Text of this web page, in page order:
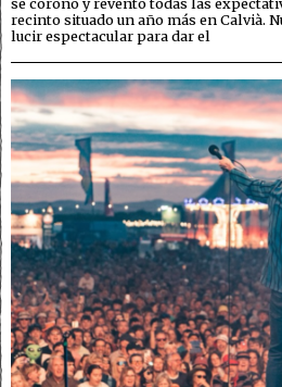
se coronó y reventó todas las
recinto situado un año más en Calvià.
lucir espectacular para dar el